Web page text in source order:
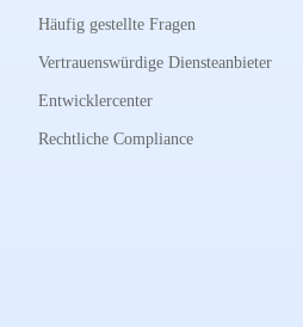
Häufig gestellte Fragen
Vertrauenswürdige Diensteanbieter
Entwicklercenter
Rechtliche Compliance